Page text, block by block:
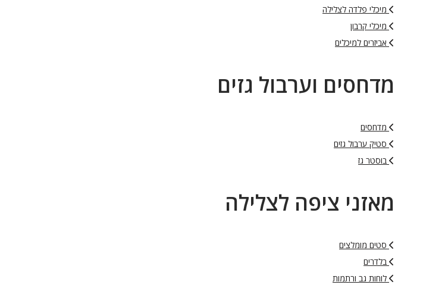
מיכלי פלדה לצלילה
מיכלי קרבון
אביזרים למיכלים
מדחסים וערבול גזים
מדחסים
סטיק ערבול גזים
בוסטר גז
מאזני ציפה לצלילה
סטים מומלצים
בלדרים
לוחות גב ורתמות